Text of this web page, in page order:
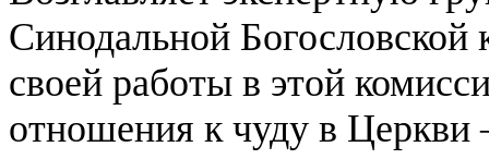
Синодальной
своей работы в этой
отношения к чуду в